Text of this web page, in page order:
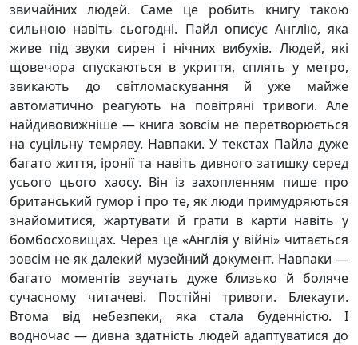
звичайних людей. Саме це робить книгу такою
сильною навіть сьогодні. Пайл описує Англію, яка
живе під звуки сирен і нічних вибухів. Людей, які
щовечора спускаються в укриття, сплять у метро,
звикають до світломаскування й уже майже
автоматично реагують на повітряні тривоги. Але
найдивовижніше — книга зовсім не перетворюється
на суцільну темряву. Навпаки. У текстах Пайла дуже
багато життя, іронії та навіть дивного затишку серед
усього цього хаосу. Він із захопленням пише про
британський гумор і про те, як люди примудряються
знайомитися, жартувати й грати в карти навіть у
бомбосховищах. Через це «Англія у війні» читається
зовсім не як далекий музейний документ. Навпаки —
багато моментів звучать дуже близько й боляче
сучасному читачеві. Постійні тривоги. Блекаути.
Втома від небезпеки, яка стала буденністю. І
водночас — дивна здатність людей адаптуватися до